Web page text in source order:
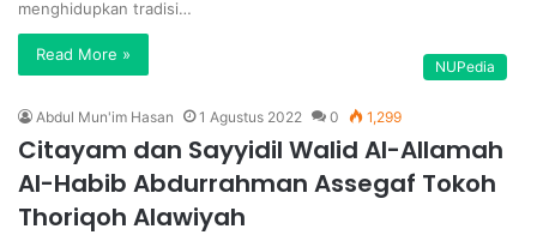
menghidupkan tradisi…
Read More »
NUPedia
Abdul Mun'im Hasan 1 Agustus 2022 0 1,299
Citayam dan Sayyidil Walid Al-Allamah
Al-Habib Abdurrahman Assegaf Tokoh
Thoriqoh Alawiyah